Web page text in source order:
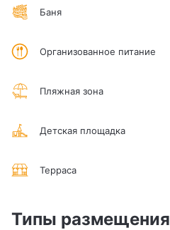
Баня
Организованное питание
Пляжная зона
Детская площадка
Терраса
Типы размещения